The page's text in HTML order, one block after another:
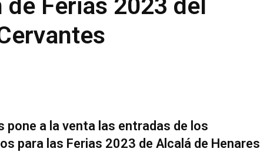
Ferias 2023 del
pone a la venta las entradas de los
para las Ferias 2023 de Alcalá de Henares